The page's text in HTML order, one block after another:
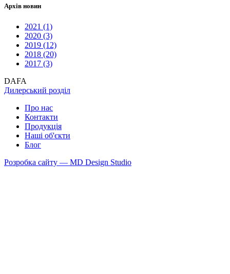
Архів новин
2021 (1)
2020 (3)
2019 (12)
2018 (20)
2017 (3)
DAFA
Дилерський розділ
Про нас
Контакти
Продукцiя
Наші об'єкти
Блог
Розробка сайту — MD Design Studio